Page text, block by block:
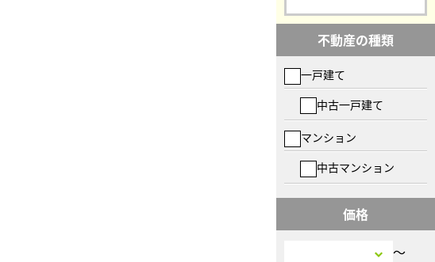
不動産の種類
一戸建て
中古一戸建て
マンション
中古マンション
価格
〜